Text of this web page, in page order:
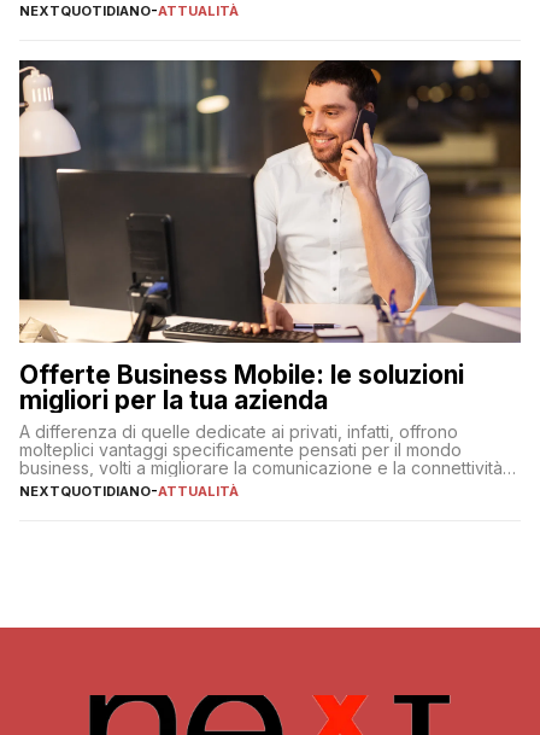
NEXTQUOTIDIANO-ATTUALITÀ
Offerte Business Mobile: le soluzioni
migliori per la tua azienda
A differenza di quelle dedicate ai privati, infatti, offrono
molteplici vantaggi specificamente pensati per il mondo
business, volti a migliorare la comunicazione e la connettività
degli utenti
NEXTQUOTIDIANO-ATTUALITÀ